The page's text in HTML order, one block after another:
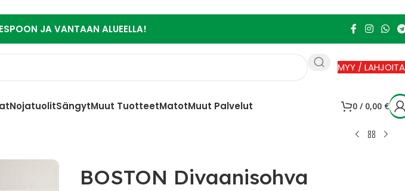
JA VANTAAN ALUEELLA!
MYY / LAHJOITA
NojatuolitSängytMuut TuotteetMatotMuut Palvelut 0 / 0,00 €
BOSTON Divaanisohva